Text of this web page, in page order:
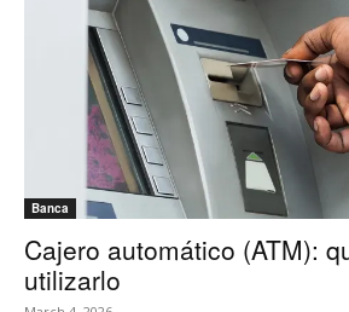
Banca
Cajero automático (ATM):
utilizarlo